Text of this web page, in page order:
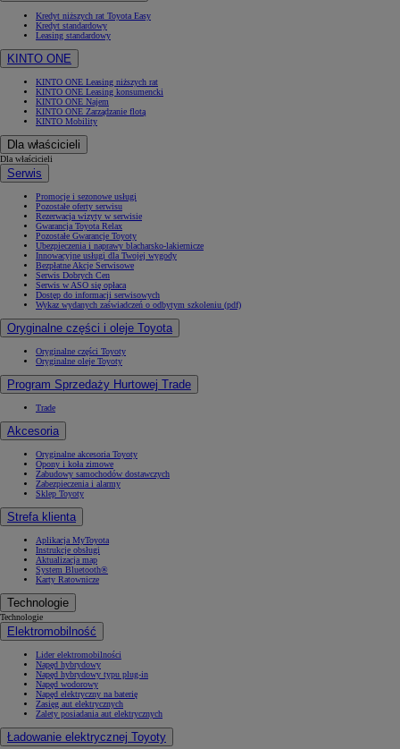
Kredyt niższych rat Toyota Easy
Kredyt standardowy
Leasing standardowy
KINTO ONE
KINTO ONE Leasing niższych rat
KINTO ONE Leasing konsumencki
KINTO ONE Najem
KINTO ONE Zarządzanie flotą
KINTO Mobility
Dla właścicieli
Dla właścicieli
Serwis
Promocje i sezonowe usługi
Pozostałe oferty serwisu
Rezerwacja wizyty w serwisie
Gwarancja Toyota Relax
Pozostałe Gwarancje Toyoty
Ubezpieczenia i naprawy blacharsko-lakiernicze
Innowacyjne usługi dla Twojej wygody
Bezpłatne Akcje Serwisowe
Serwis Dobrych Cen
Serwis w ASO się opłaca
Dostęp do informacji serwisowych
Wykaz wydanych zaświadczeń o odbytym szkoleniu (pdf)
Oryginalne części i oleje Toyota
Oryginalne części Toyoty
Oryginalne oleje Toyoty
Program Sprzedaży Hurtowej Trade
Trade
Akcesoria
Oryginalne akcesoria Toyoty
Opony i koła zimowe
Zabudowy samochodów dostawczych
Zabezpieczenia i alarmy
Sklep Toyoty
Strefa klienta
Aplikacja MyToyota
Instrukcje obsługi
Aktualizacja map
System Bluetooth®
Karty Ratownicze
Technologie
Technologie
Elektromobilność
Lider elektromobilności
Napęd hybrydowy
Napęd hybrydowy typu plug-in
Napęd wodorowy
Napęd elektryczny na baterię
Zasięg aut elektrycznych
Zalety posiadania aut elektrycznych
Ładowanie elektrycznej Toyoty